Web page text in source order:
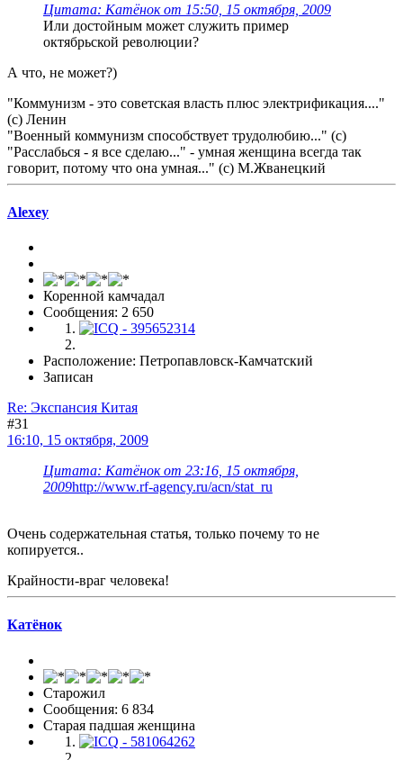
Цитата: Катёнок от 15:50, 15 октября, 2009
Или достойным может служить пример
октябрьской революции?
А что, не может?)
"Коммунизм - это советская власть плюс электрификация...."
(с) Ленин
"Военный коммунизм способствует трудолюбию..." (с)
"Расслабься - я все сделаю..." - умная женщина всегда так
говорит, потому что она умная..." (с) М.Жванецкий
Alexey
Коренной камчадал
Сообщения: 2 650
Расположение: Петропавловск-Камчатский
Записан
Re: Экспансия Китая
#31
16:10, 15 октября, 2009
Цитата: Катёнок от 23:16, 15 октября,
2009http://www.rf-agency.ru/acn/stat_ru
Очень содержательная статья, только почему то не
копируется..
Крайности-враг человека!
Катёнок
Старожил
Сообщения: 6 834
Старая падшая женщина